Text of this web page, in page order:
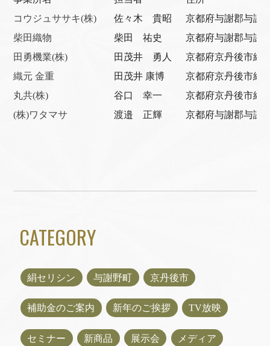
コウジュササキ(株)
佐々木 貴昭
京都府与謝郡与謝
柴田織物
柴田 祐史
京都府与謝郡与謝
田勇機業(株)
田茂井 勇人
京都府京丹後市網
織元 金重
田茂井 康博
京都府京丹後市網
丸共(株)
谷口 幸一
京都府京丹後市網
(株)ワタマサ
渡邉 正輝 京都府与謝郡与謝
CATEGORY
絹セリシン 与謝野町 京丹後市
補助金のご案内 新年のご挨拶 TV放映
セミナー 新商品 展示会 メディア